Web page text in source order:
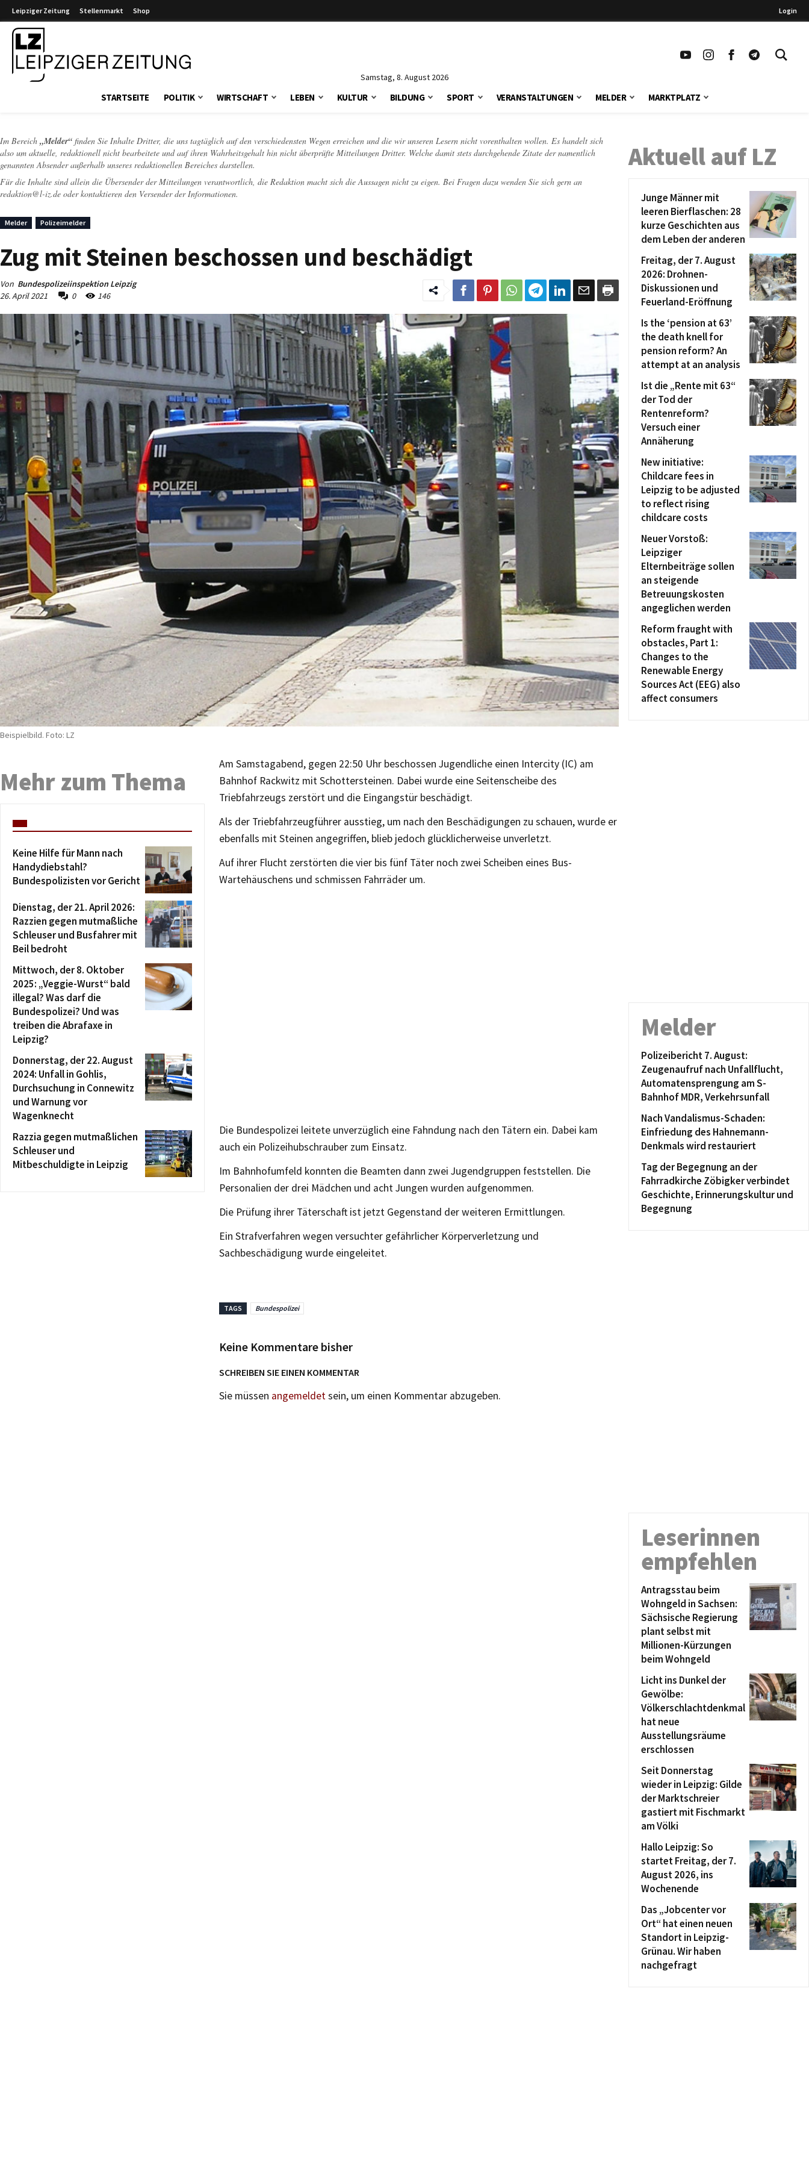
Leipziger Zeitung Stellenmarkt Shop Login
Samstag, 8. August 2026
STARTSEITE POLITIK WIRTSCHAFT LEBEN KULTUR BILDUNG SPORT VERANSTALTUNGEN MELDER MARKTPLATZ
Im Bereich „Melder“ finden Sie Inhalte Dritter, die uns tagtäglich auf den verschiedensten Wegen erreichen und die wir unseren Lesern nicht vorenthalten wollen. Es handelt sich
also um aktuelle, redaktionell nicht bearbeitete und auf ihren Wahrheitsgehalt hin nicht überprüfte Mitteilungen Dritter. Welche damit stets durchgehende Zitate der namentlich
genannten Absender außerhalb unseres redaktionellen Bereiches darstellen.
Für die Inhalte sind allein die Übersender der Mitteilungen verantwortlich, die Redaktion macht sich die Aussagen nicht zu eigen. Bei Fragen dazu wenden Sie sich gern an
redaktion@l-iz.de oder kontaktieren den Versender der Informationen.
Melder Polizeimelder
Zug mit Steinen beschossen und beschädigt
Von Bundespolizeiinspektion Leipzig
26. April 2021
0 146
Beispielbild. Foto: LZ
Am Samstagabend, gegen 22:50 Uhr beschossen Jugendliche einen Intercity (IC) am
Bahnhof Rackwitz mit Schottersteinen. Dabei wurde eine Seitenscheibe des
Triebfahrzeugs zerstört und die Eingangstür beschädigt.
Als der Triebfahrzeugführer ausstieg, um nach den Beschädigungen zu schauen, wurde er
ebenfalls mit Steinen angegriffen, blieb jedoch glücklicherweise unverletzt.
Auf ihrer Flucht zerstörten die vier bis fünf Täter noch zwei Scheiben eines Bus-
Wartehäuschens und schmissen Fahrräder um.
Die Bundespolizei leitete unverzüglich eine Fahndung nach den Tätern ein. Dabei kam
auch ein Polizeihubschrauber zum Einsatz.
Im Bahnhofumfeld konnten die Beamten dann zwei Jugendgruppen feststellen. Die
Personalien der drei Mädchen und acht Jungen wurden aufgenommen.
Die Prüfung ihrer Täterschaft ist jetzt Gegenstand der weiteren Ermittlungen.
Ein Strafverfahren wegen versuchter gefährlicher Körperverletzung und
Sachbeschädigung wurde eingeleitet.
TAGS Bundespolizei
Keine Kommentare bisher
SCHREIBEN SIE EINEN KOMMENTAR
Sie müssen angemeldetsein, um einen Kommentar abzugeben.
Mehr zum Thema
Keine Hilfe für Mann nach
Handydiebstahl?
Bundespolizisten vor Gericht
Dienstag, der 21. April 2026:
Razzien gegen mutmaßliche
Schleuser und Busfahrer mit
Beil bedroht
Mittwoch, der 8. Oktober
2025: „Veggie-Wurst“ bald
illegal? Was darf die
Bundespolizei? Und was
treiben die Abrafaxe in
Leipzig?
Donnerstag, der 22. August
2024: Unfall in Gohlis,
Durchsuchung in Connewitz
und Warnung vor
Wagenknecht
Razzia gegen mutmaßlichen
Schleuser und
Mitbeschuldigte in Leipzig
Aktuell auf LZ
Junge Männer mit
leeren Bierflaschen: 28
kurze Geschichten aus
dem Leben der anderen
Freitag, der 7. August
2026: Drohnen-
Diskussionen und
Feuerland-Eröffnung
Is the ‘pension at 63’
the death knell for
pension reform? An
attempt at an analysis
Ist die „Rente mit 63“
der Tod der
Rentenreform?
Versuch einer
Annäherung
New initiative:
Childcare fees in
Leipzig to be adjusted
to reflect rising
childcare costs
Neuer Vorstoß:
Leipziger
Elternbeiträge sollen
an steigende
Betreuungskosten
angeglichen werden
Reform fraught with
obstacles, Part 1:
Changes to the
Renewable Energy
Sources Act (EEG) also
affect consumers
Melder
Polizeibericht 7. August:
Zeugenaufruf nach Unfallflucht,
Automatensprengung am S-
Bahnhof MDR, Verkehrsunfall
Nach Vandalismus-Schaden:
Einfriedung des Hahnemann-
Denkmals wird restauriert
Tag der Begegnung an der
Fahrradkirche Zöbigker verbindet
Geschichte, Erinnerungskultur und
Begegnung
Leserinnen
empfehlen
Antragsstau beim
Wohngeld in Sachsen:
Sächsische Regierung
plant selbst mit
Millionen-Kürzungen
beim Wohngeld
Licht ins Dunkel der
Gewölbe:
Völkerschlachtdenkmal
hat neue
Ausstellungsräume
erschlossen
Seit Donnerstag
wieder in Leipzig: Gilde
der Marktschreier
gastiert mit Fischmarkt
am Völki
Hallo Leipzig: So
startet Freitag, der 7.
August 2026, ins
Wochenende
Das „Jobcenter vor
Ort“ hat einen neuen
Standort in Leipzig-
Grünau. Wir haben
nachgefragt